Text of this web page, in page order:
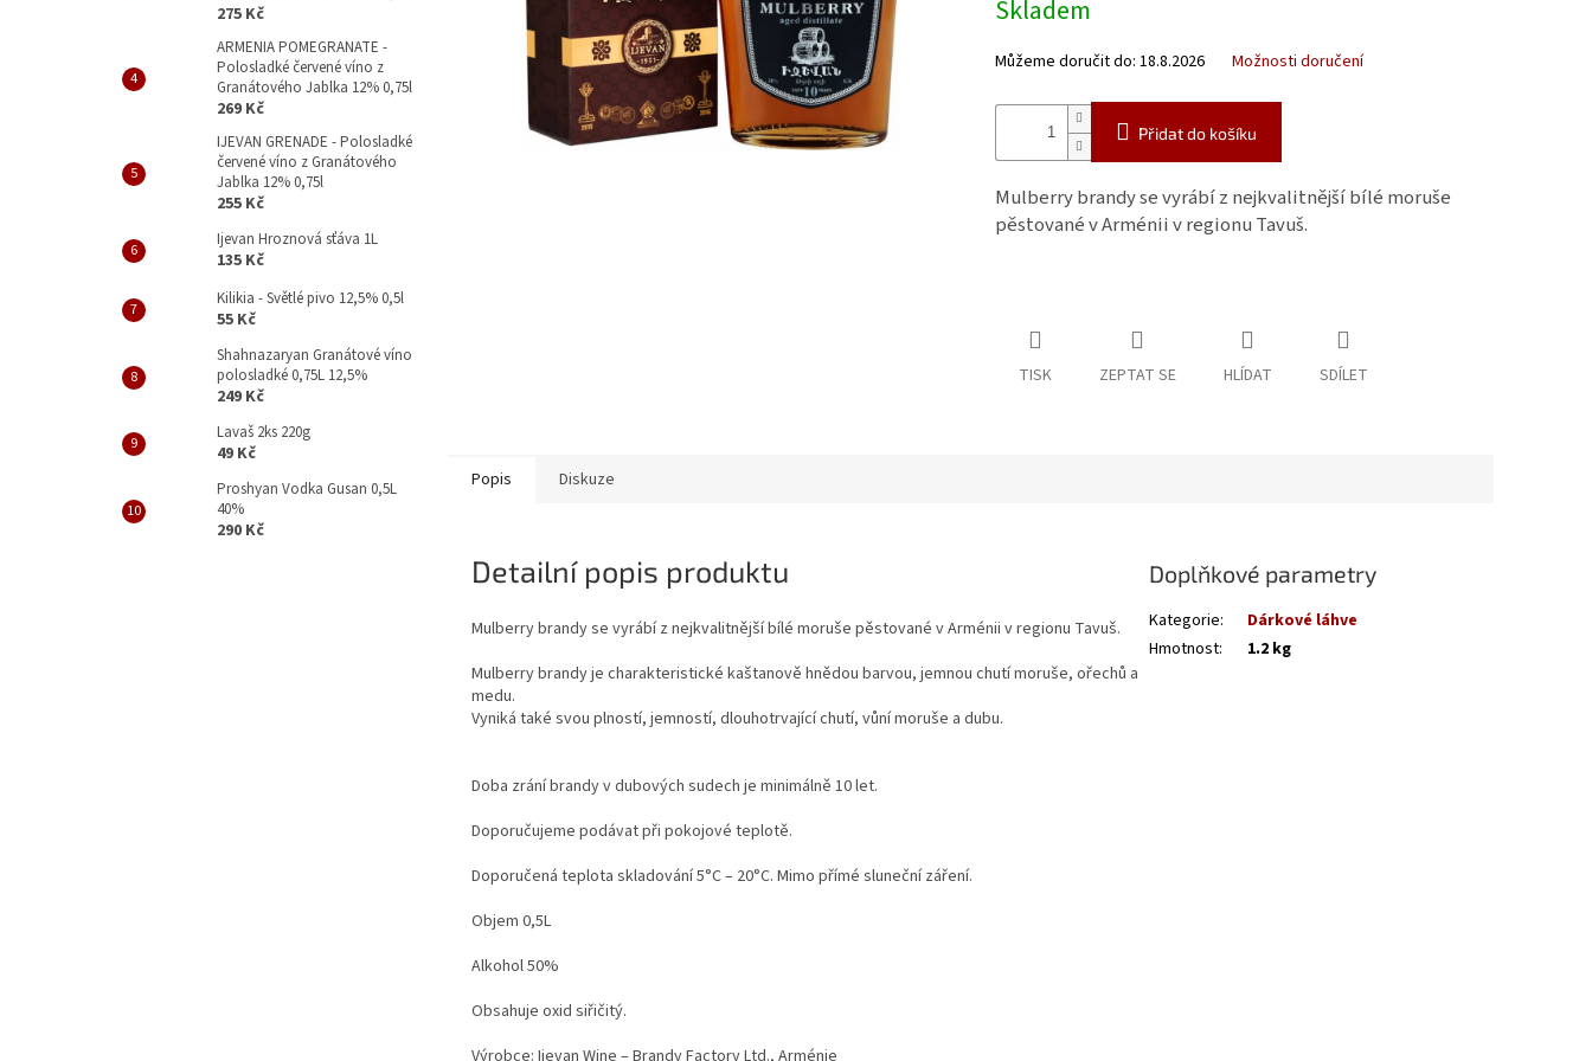
275 Kč
ARMENIA POMEGRANATE -
Polosladké červené víno z
Granátového Jablka 12% 0,75l
269 Kč
IJEVAN GRENADE - Polosladké
červené víno z Granátového
Jablka 12% 0,75l
255 Kč
Ijevan Hroznová sťáva 1L
135 Kč
Kilikia - Světlé pivo 12,5% 0,5l
55 Kč
Shahnazaryan Granátové víno
polosladké 0,75L 12,5%
249 Kč
Lavaš 2ks 220g
49 Kč
Proshyan Vodka Gusan 0,5L
40%
290 Kč
Skladem
Můžeme doručit do: 18.8.2026 Možnosti doručení
Přidat do košíku
Mulberry brandy se vyrábí z nejkvalitnější bílé moruše
pěstované v Arménii v regionu Tavuš.
TISK ZEPTAT SE HLÍDAT SDÍLET
Popis Diskuze
Detailní popis produktu
Mulberry brandy se vyrábí z nejkvalitnější bílé moruše pěstované v Arménii v regionu Tavuš.
Mulberry brandy je charakteristické kaštanově hnědou barvou, jemnou chutí moruše, ořechů a
medu.
Vyniká také svou plností, jemností, dlouhotrvající chutí, vůní moruše a dubu.
Doba zrání brandy v dubových sudech je minimálně 10 let.
Doporučujeme podávat při pokojové teplotě.
Doporučená teplota skladování 5°C – 20°C. Mimo přímé sluneční záření.
Objem 0,5L
Alkohol 50%
Obsahuje oxid siřičitý.
Výrobce: Ijevan Wine – Brandy Factory Ltd., Arménie
Doplňkové parametry
Kategorie:
Dárkové láhve
Hmotnost: 1.2 kg